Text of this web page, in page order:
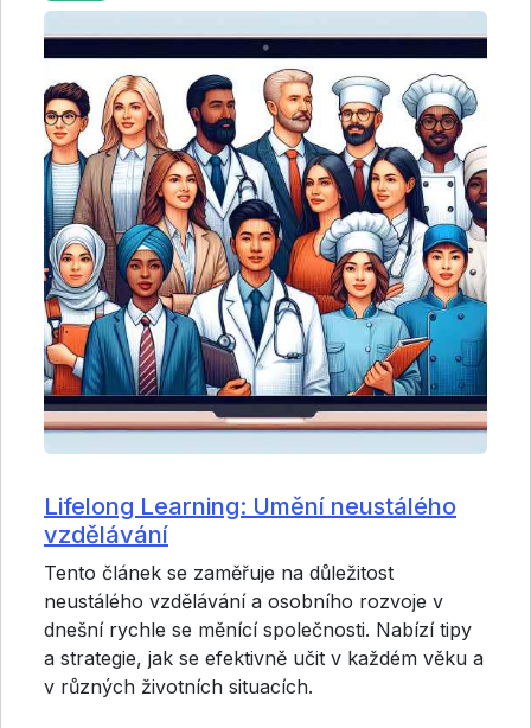
Lifelong Learning: Umění neustálého
vzdělávání
Tento článek se zaměřuje na důležitost
neustálého vzdělávání a osobního rozvoje v
dnešní rychle se měnící společnosti. Nabízí tipy
a strategie, jak se efektivně učit v každém věku a
v různých životních situacích.